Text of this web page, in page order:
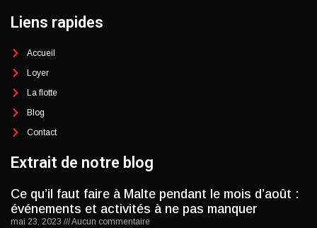
Liens rapides
Accueil
Loyer
La flotte
Blog
Contact
Extrait de notre blog
Ce qu’il faut faire à Malte pendant le mois d’août :
événements et activités à ne pas manquer
mai 23, 2023 Aucun commentaire